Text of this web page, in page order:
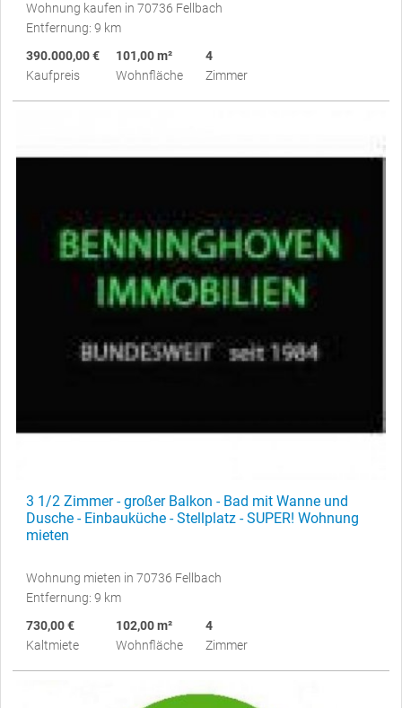
Wohnung kaufen in 70736 Fellbach
Entfernung: 9 km
390.000,00 €
Kaufpreis
101,00 m²
Wohnfläche
4
Zimmer
3 1/2 Zimmer - großer Balkon - Bad mit Wanne und
Dusche - Einbauküche - Stellplatz - SUPER! Wohnung
mieten
Wohnung mieten in 70736 Fellbach
Entfernung: 9 km
730,00 €
Kaltmiete
102,00 m²
Wohnfläche
4
Zimmer